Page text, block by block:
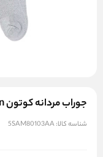
جوراب مردانه کوتون Koton کد 5SAM80103AA
شناسه کالا:5SAM80103AA